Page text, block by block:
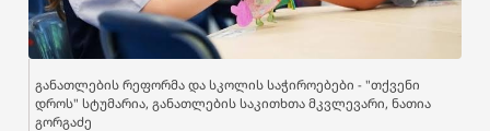
განათლების რეფორმა და სკოლის საჭიროებები - "თქვენი
დროს" სტუმარია, განათლების საკითხთა მკვლევარი, ნათია
გორგაძე